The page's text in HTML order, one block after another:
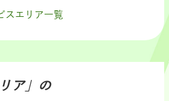
スエリア一覧
ア」の